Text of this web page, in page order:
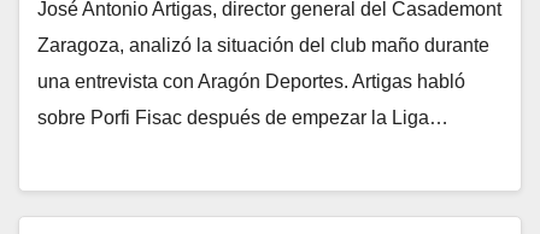
José Antonio Artigas, director general del Casademont
Zaragoza, analizó la situación del club maño durante
una entrevista con Aragón Deportes. Artigas habló
sobre Porfi Fisac después de empezar la Liga…